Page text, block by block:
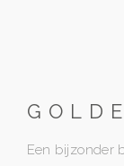
Een bijzonder